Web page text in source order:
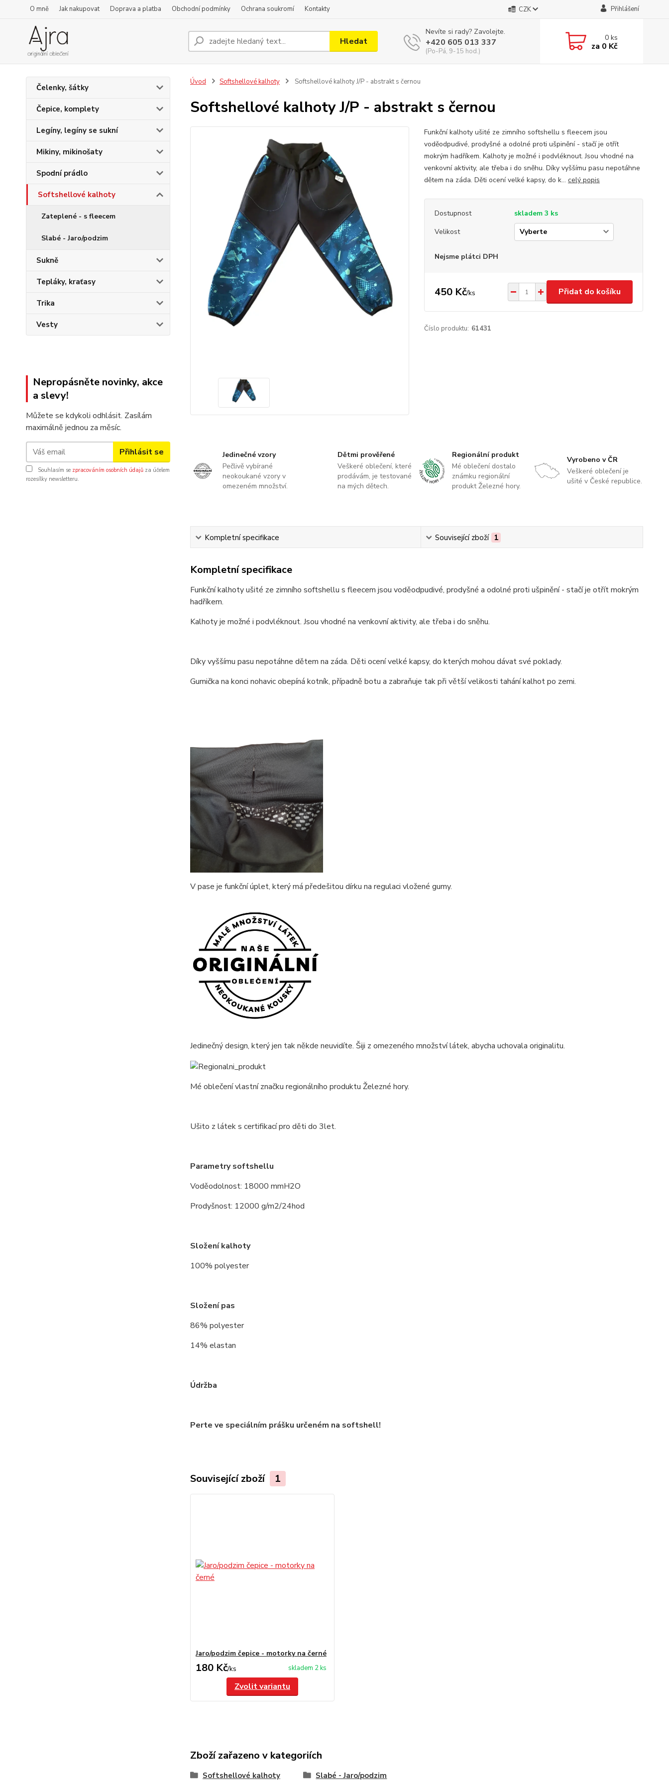
O mně Jak nakupovat Doprava a platba Obchodní podmínky Ochrana soukromí Kontakty CZK Přihlášení
Hledat
Nevíte si rady? Zavolejte.
+420 605 013 337
(Po-Pá, 9-15 hod.)
0ks
za 0 Kč
Čelenky, šátky
Čepice, komplety
Legíny, legíny se sukní
Mikiny, mikinošaty
Spodní prádlo
Softshellové kalhoty
Zateplené - s fleecem
Slabé - Jaro/podzim
Sukně
Tepláky, kraťasy
Trika
Vesty
Nepropásněte novinky, akce
a slevy!
Můžete se kdykoli odhlásit. Zasílám
maximálně jednou za měsíc.
Přihlásit se
Souhlasím se zpracováním osobních údajů za účelem
rozesílky newsletteru.
Úvod Softshellové kalhoty Softshellové kalhoty J/P - abstrakt s černou
Softshellové kalhoty J/P - abstrakt s černou
Funkční kalhoty ušité ze zimního softshellu s fleecem jsou
voděodpudivé, prodyšné a odolné proti ušpinění - stačí je otřít
mokrým hadříkem. Kalhoty je možné i podvléknout. Jsou vhodné na
venkovní aktivity, ale třeba i do sněhu. Díky vyššímu pasu nepotáhne
dětem na záda. Děti ocení velké kapsy, do k... celý popis
Dostupnost
skladem 3 ks
Velikost
Nejsme plátci DPH
450 Kč/ks Přidat do košíku
Číslo produktu: 61431
Jedinečné vzory
Pečlivě vybírané
neokoukané vzory v
omezeném množství.
Dětmi prověřené
Veškeré oblečení, které
prodávám, je testované
na mých dětech.
Regionální produkt
Mé oblečení dostalo
známku regionální
produkt Železné hory.
Vyrobeno v ČR
Veškeré oblečení je
ušité v České republice.
Kompletní specifikace Související zboží 1
Kompletní specifikace
Funkční kalhoty ušité ze zimního softshellu s fleecem jsou voděodpudivé, prodyšné a odolné proti ušpinění - stačí je otřít mokrým
hadříkem.
Kalhoty je možné i podvléknout. Jsou vhodné na venkovní aktivity, ale třeba i do sněhu.
Díky vyššímu pasu nepotáhne dětem na záda. Děti ocení velké kapsy, do kterých mohou dávat své poklady.
Gumička na konci nohavic obepíná kotník, případně botu a zabraňuje tak při větší velikosti tahání kalhot po zemi.
V pase je funkční úplet, který má předešitou dírku na regulaci vložené gumy.
Jedinečný design, který jen tak někde neuvidíte. Šiji z omezeného množství látek, abycha uchovala originalitu.
Mé oblečení vlastní značku regionálního produktu Železné hory.
Ušito z látek s certifikací pro děti do 3let.
Parametry softshellu
Voděodolnost: 18000 mmH2O
Prodyšnost: 12000 g/m2/24hod
Složení kalhoty
100% polyester
Složení pas
86% polyester
14% elastan
Údržba
Perte ve speciálním prášku určeném na softshell!
Související zboží 1
Jaro/podzim čepice - motorky na černé
180 Kč/ks skladem 2 ks
Zvolit variantu
Zboží zařazeno v kategoriích
Softshellové kalhoty Slabé - Jaro/podzim